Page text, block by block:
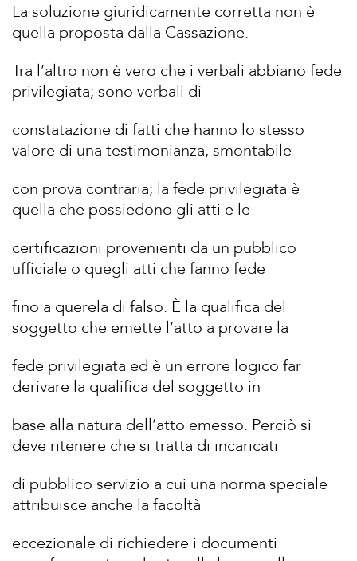
La soluzione giuridicamente corretta non è
quella proposta dalla Cassazione.
Tra l’altro non è vero che i verbali abbiano fede
privilegiata; sono verbali di
constatazione di fatti che hanno lo stesso
valore di una testimonianza, smontabile
con prova contraria; la fede privilegiata è
quella che possiedono gli atti e le
certificazioni provenienti da un pubblico
ufficiale o quegli atti che fanno fede
fino a querela di falso. È la qualifica del
soggetto che emette l’atto a provare la
fede privilegiata ed è un errore logico far
derivare la qualifica del soggetto in
base alla natura dell’atto emesso. Perciò si
deve ritenere che si tratta di incaricati
di pubblico servizio a cui una norma speciale
attribuisce anche la facoltà
eccezionale di richiedere i documenti